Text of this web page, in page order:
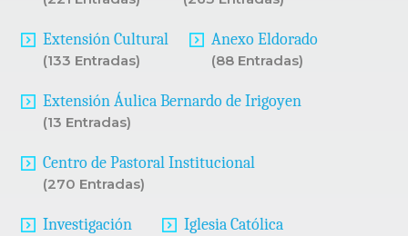
Extensión Cultural
(133 Entradas)
Anexo Eldorado
(88 Entradas)
Extensión Áulica Bernardo de Irigoyen
(13 Entradas)
Centro de Pastoral Institucional
(270 Entradas)
Investigación Iglesia Católica